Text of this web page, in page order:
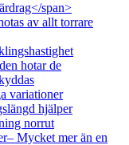
span>
av allt torrare
hotar de
variationer
hjälper
norrut
Mycket mer än en